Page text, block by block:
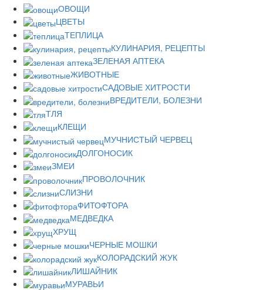
ОВОЩИ
ЦВЕТЫ
ТЕПЛИЦА
КУЛИНАРИЯ, РЕЦЕПТЫ
ЗЕЛЕНАЯ АПТЕКА
ЖИВОТНЫЕ
САДОВЫЕ ХИТРОСТИ
ВРЕДИТЕЛИ, БОЛЕЗНИ
ТЛЯ
КЛЕЩИ
МУЧНИСТЫЙ ЧЕРВЕЦ
ДОЛГОНОСИК
ЗМЕИ
ПРОВОЛОЧНИК
СЛИЗНИ
ФИТОФТОРА
МЕДВЕДКА
ХРУЩ
ЧЕРНЫЕ МОШКИ
КОЛОРАДСКИЙ ЖУК
ЛИШАЙНИК
МУРАВЬИ